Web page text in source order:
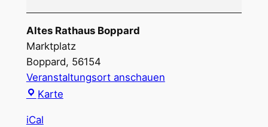
Altes Rathaus Boppard
Marktplatz
Boppard, 56154
Veranstaltungsort anschauen
KarteAltes
iCal